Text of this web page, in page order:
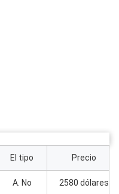
El tipo Precio
A. No 2580 dólares